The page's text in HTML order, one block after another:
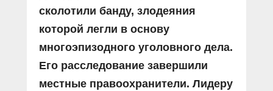
сколотили банду, злодеяния
которой легли в основу
многоэпизодного уголовного дела.
Его расследование завершили
местные правоохранители. Лидеру